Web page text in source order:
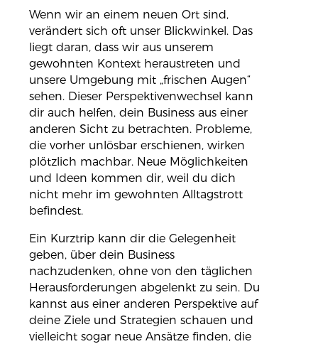
Wenn wir an einem neuen Ort sind,
verändert sich oft unser Blickwinkel. Das
liegt daran, dass wir aus unserem
gewohnten Kontext heraustreten und
unsere Umgebung mit „frischen Augen“
sehen. Dieser Perspektivenwechsel kann
dir auch helfen, dein Business aus einer
anderen Sicht zu betrachten. Probleme,
die vorher unlösbar erschienen, wirken
plötzlich machbar. Neue Möglichkeiten
und Ideen kommen dir, weil du dich
nicht mehr im gewohnten Alltagstrott
befindest.
Ein Kurztrip kann dir die Gelegenheit
geben, über dein Business
nachzudenken, ohne von den täglichen
Herausforderungen abgelenkt zu sein. Du
kannst aus einer anderen Perspektive auf
deine Ziele und Strategien schauen und
vielleicht sogar neue Ansätze finden, die